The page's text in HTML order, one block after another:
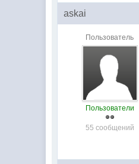
askai
Пользователь
Пользователи
55 сообщений